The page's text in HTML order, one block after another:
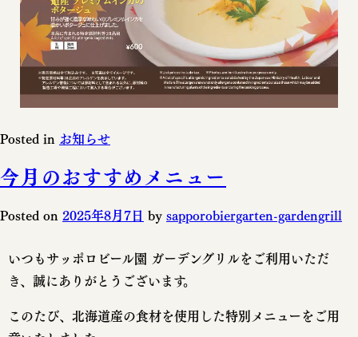
Posted in お知らせ
今月のおすすめメニュー
Posted on 2025年8月7日 by sapporobiergarten-gardengrill
いつもサッポロビール園 ガーデングリルをご利用いただ
き、誠にありがとうございます。
このたび、北海道産の食材を使用した特別メニューをご用